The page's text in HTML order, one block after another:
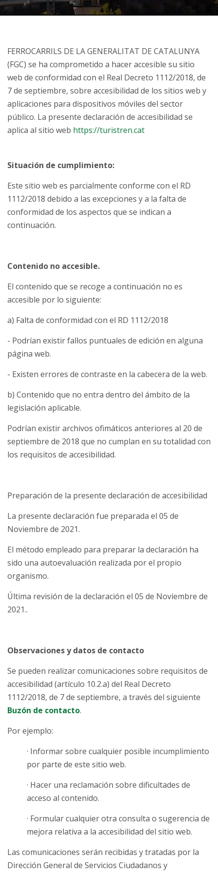
FERROCARRILS DE LA GENERALITAT DE CATALUNYA
(FGC) se ha comprometido a hacer accesible su sitio
web de conformidad con el Real Decreto 1112/2018, de
7 de septiembre, sobre accesibilidad de los sitios web y
aplicaciones para dispositivos móviles del sector
público. La presente declaración de accesibilidad se
aplica al sitio web https://turistren.cat
Situación de cumplimiento:
Este sitio web es parcialmente conforme con el RD
1112/2018 debido a las excepciones y a la falta de
conformidad de los aspectos que se indican a
continuación.
Contenido no accesible.
El contenido que se recoge a continuación no es
accesible por lo siguiente:
a) Falta de conformidad con el RD 1112/2018
- Podrían existir fallos puntuales de edición en alguna
página web.
- Existen errores de contraste en la cabecera de la web.
b) Contenido que no entra dentro del ámbito de la
legislación aplicable.
Podrían existir archivos ofimáticos anteriores al 20 de
septiembre de 2018 que no cumplan en su totalidad con
los requisitos de accesibilidad.
Preparación de la presente declaración de accesibilidad
La presente declaración fue preparada el 05 de
Noviembre de 2021.
El método empleado para preparar la declaración ha
sido una autoevaluación realizada por el propio
organismo.
Última revisión de la declaración el 05 de Noviembre de
2021..
Observaciones y datos de contacto
Se pueden realizar comunicaciones sobre requisitos de
accesibilidad (artículo 10.2.a) del Real Decreto
1112/2018, de 7 de septiembre, a través del siguiente
Buzón de contacto.
Por ejemplo:
· Informar sobre cualquier posible incumplimiento
por parte de este sitio web.
· Hacer una reclamación sobre dificultades de
acceso al contenido.
· Formular cualquier otra consulta o sugerencia de
mejora relativa a la accesibilidad del sitio web.
Las comunicaciones serán recibidas y tratadas por la
Dirección General de Servicios Ciudadanos y